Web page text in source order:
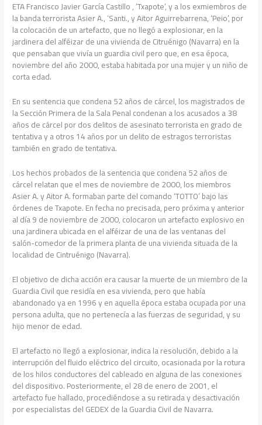
ETA Francisco Javier García Castillo , ‘Txapote’, y a los exmiembros de
la banda terrorista Asier A., ‘Santi., y Aitor Aguirrebarrena, ‘Peio’, por
la colocación de un artefacto, que no llegó a explosionar, en la
jardinera del alféizar de una vivienda de Citruénigo (Navarra) en la
que pensaban que vivía un guardia civil pero que, en esa época,
noviembre del año 2000, estaba habitada por una mujer y un niño de
corta edad.
En su sentencia que condena 52 años de cárcel, los magistrados de
la Sección Primera de la Sala Penal condenan a los acusados a 38
años de cárcel por dos delitos de asesinato terrorista en grado de
tentativa y a otros 14 años por un delito de estragos terroristas
también en grado de tentativa.
Los hechos probados de la sentencia que condena 52 años de
cárcel relatan que el mes de noviembre de 2000, los miembros
Asier A. y Aitor A. formaban parte del comando ‘TOTTO’ bajo las
órdenes de Txapote. En fecha no precisada, pero próxima y anterior
al día 9 de noviembre de 2000, colocaron un artefacto explosivo en
una jardinera ubicada en el alféizar de una de las ventanas del
salón-comedor de la primera planta de una vivienda situada de la
localidad de Cintruénigo (Navarra).
El objetivo de dicha acción era causar la muerte de un miembro de la
Guardia Civil que residía en esa vivienda, pero que había
abandonado ya en 1996 y en aquella época estaba ocupada por una
persona adulta, que no pertenecía a las fuerzas de seguridad, y su
hijo menor de edad.
El artefacto no llegó a explosionar, indica la resolución, debido a la
interrupción del fluido eléctrico del circuito, ocasionada por la rotura
de los hilos conductores del cableado en alguna de las conexiones
del dispositivo. Posteriormente, el 28 de enero de 2001, el
artefacto fue hallado, procediéndose a su retirada y desactivación
por especialistas del GEDEX de la Guardia Civil de Navarra.